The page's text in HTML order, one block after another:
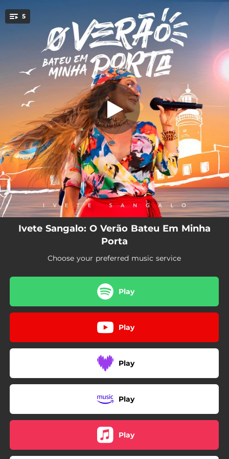
You're all set!
5 Energia de Gostosa
Energia de Gostosa
O Verão Bateu Em Minha Porta - Ao Vivo
03:32
Tum Tum Tum Tugurungudum - Ao Vivo
03:55
Deixa Merecer (Deixa a Gira Girar / Filho de Rei) - Ao Vivo
Lugar Perfeito - Ao vivo
02:29
Ivete Sangalo: O Verão Bateu Em Minha
Porta
Choose your preferred music service
Play
Play
Play
Play
Play